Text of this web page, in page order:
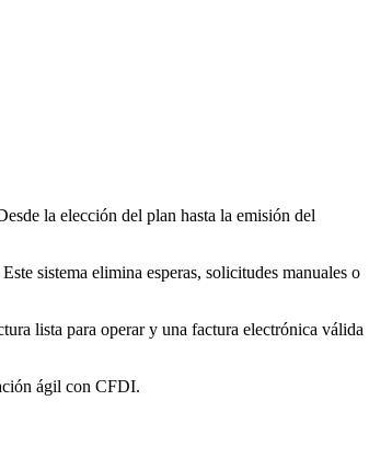
la elección del plan hasta la emisión del
sistema elimina esperas, solicitudes manuales o
lista para operar y una factura electrónica válida
ágil con CFDI.